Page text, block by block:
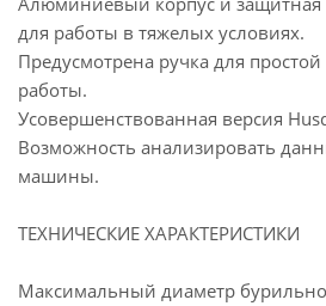
для работы в тяжелых условиях.
Предусмотрена ручка для
работы.
Усовершенствованная версия
Возможность анализировать
машины.
ТЕХНИЧЕСКИЕ ХАРАКТЕРИСТИКИ
Максимальный диаметр